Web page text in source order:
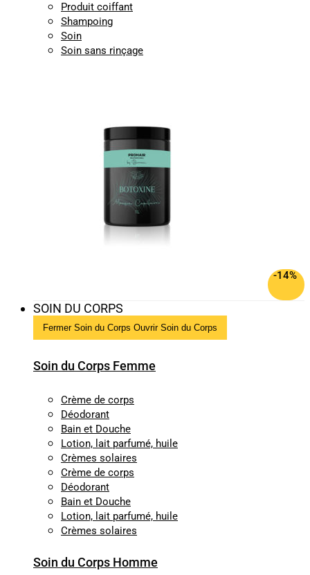
Produit coiffant
Shampoing
Soin
Soin sans rinçage
-14%
SOIN DU CORPS
Fermer Soin du Corps Ouvrir Soin du Corps
Soin du Corps Femme
Crème de corps
Déodorant
Bain et Douche
Lotion, lait parfumé, huile
Crèmes solaires
Crème de corps
Déodorant
Bain et Douche
Lotion, lait parfumé, huile
Crèmes solaires
Soin du Corps Homme